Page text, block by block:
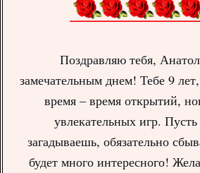
Поздравляю тебя,
замечательным днем! Тебе 9
время – время открытий,
увлекательных игр.
загадываешь, обязательно
будет много интересного!